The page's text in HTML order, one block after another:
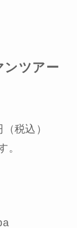
ンツアー
税込）
。